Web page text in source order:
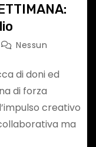
Nessun
di doni ed
di forza
creativo
ma